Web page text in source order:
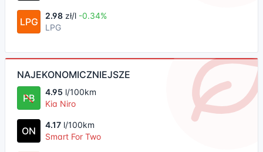
LPG
2.98 zł/l -0.34%
LPG
NAJEKONOMICZNIEJSZE
PB
4.95 l/100km
Kia Niro
ON
4.17 l/100km
Smart For Two